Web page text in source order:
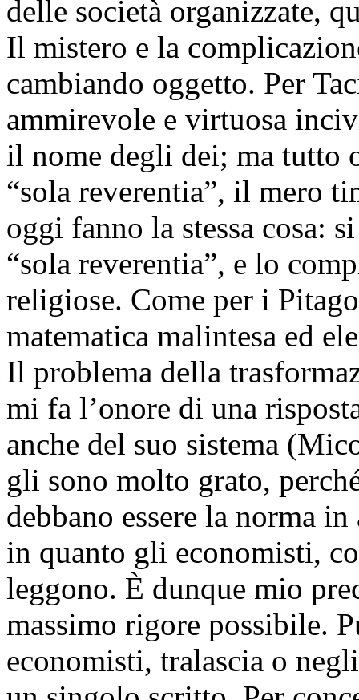
delle società organizzate,
Il mistero e la
cambiando oggetto. Per
ammirevole e virtuosa
il nome degli dei; ma tutto
“sola reverentia”, il mero
oggi fanno la stessa cosa:
“sola reverentia”, e lo
religiose. Come per i
matematica malintesa ed
Il problema della
mi fa l’onore di una
anche del suo sistema
gli sono molto grato,
debbano essere la norma
in quanto gli economisti,
leggono. È dunque mio
massimo rigore possibile.
economisti, tralascia o